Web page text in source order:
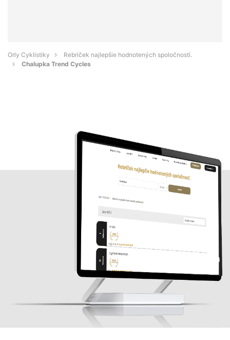
Orly Cyklistiky
Rebríček najlepšie hodnotených spoločností.
Chalupka Trend Cycles